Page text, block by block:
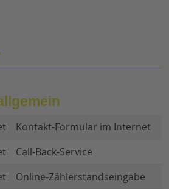
Kontakt-Formular im Internet
Call-Back-Service
Online-Zählerstandseingabe